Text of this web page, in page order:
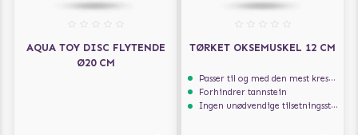
AQUA TOY DISC FLYTENDE
Ø20 CM
TØRKET OKSEMUSKEL 12 CM
Passer til og med den mest kresne hunden
Forhindrer tannstein
Ingen unødvendige tilsetningsstoffer